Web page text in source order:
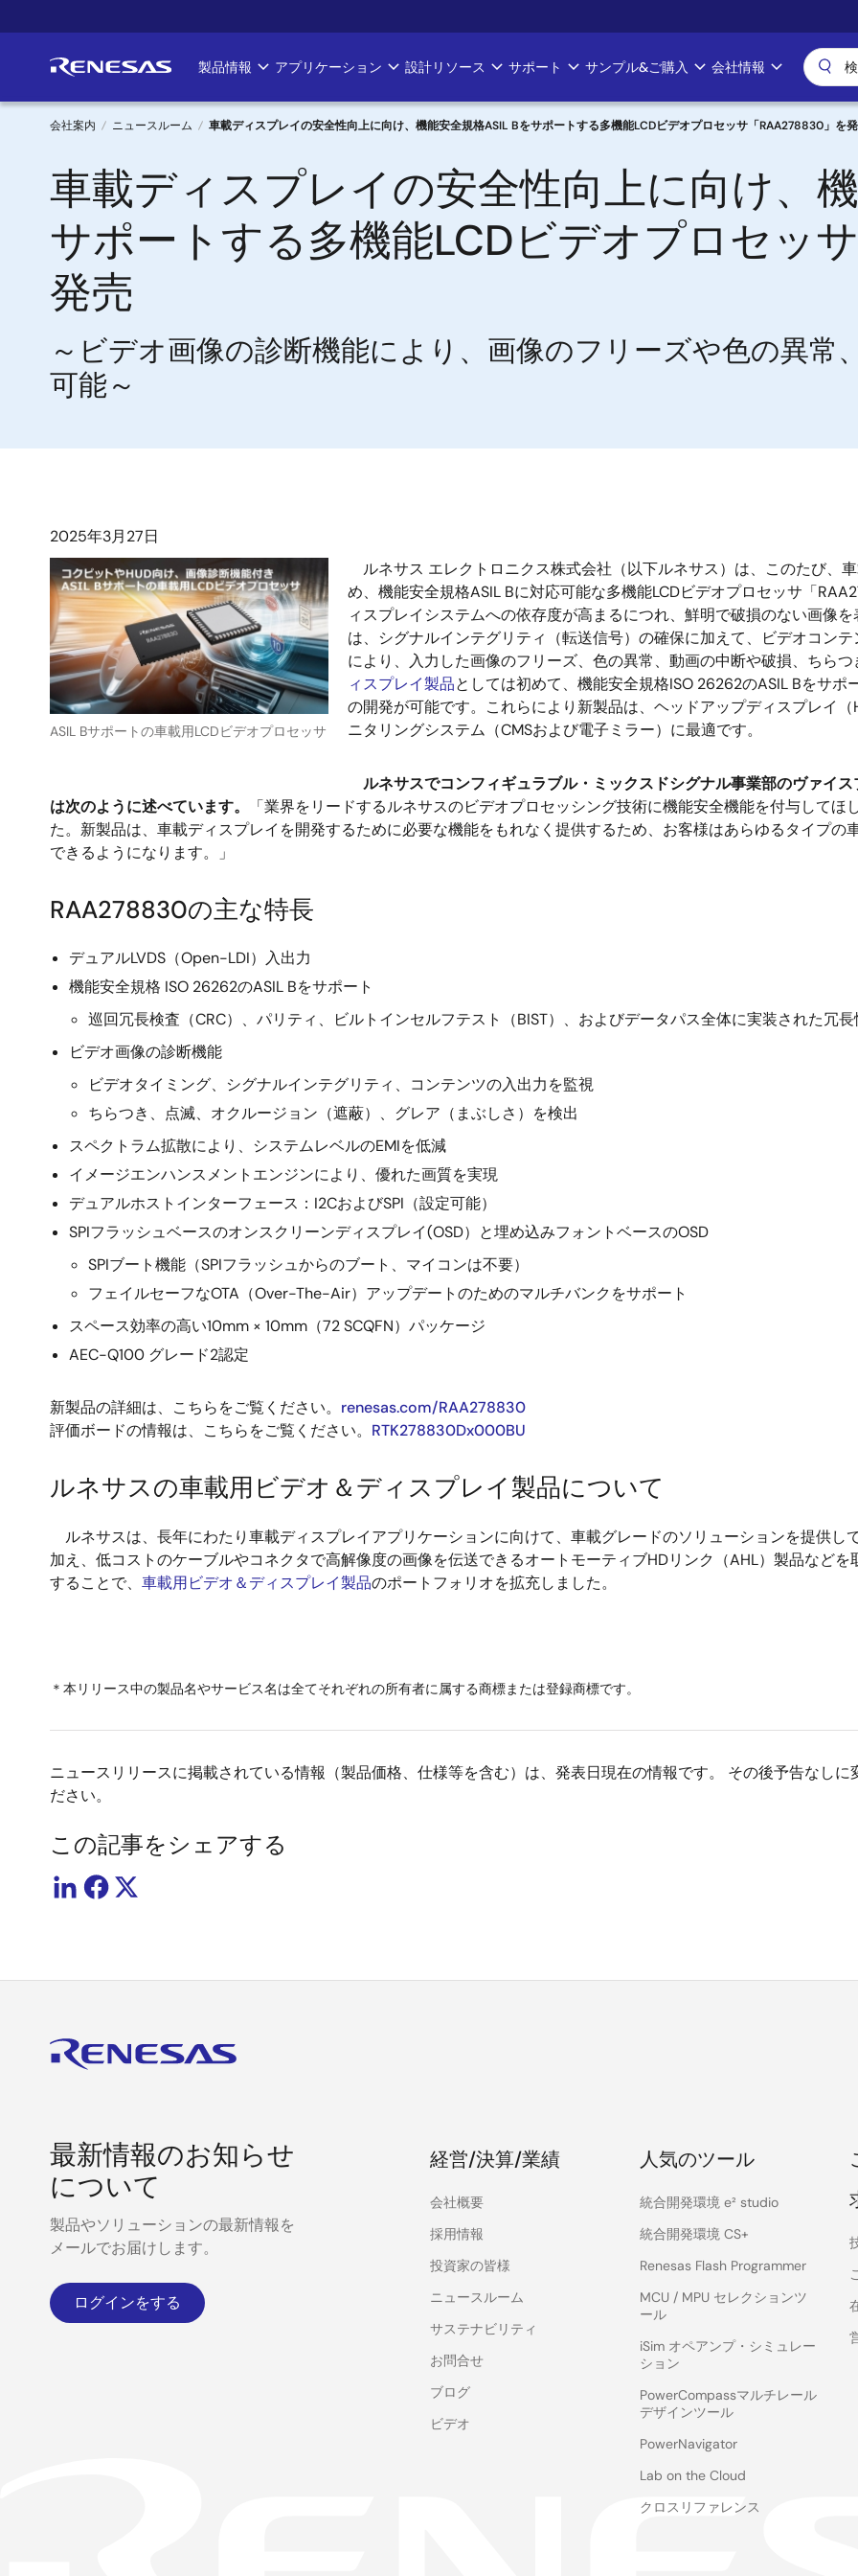
イ
ン
Main
navigation
製品情報 アプリケーション 設計リソース サポート サンプル&ご購入 会社情報
パ
ン
く
ず
会社案内 ニュースルーム 車載ディスプレイの安全性向上に向け、機能安全規格ASIL Bをサポートする多機能LCDビデオプロセッサ「RAA278830」を
車載ディスプレイの安全性向上に向け、
サポートする多機能LCDビデオプロセッ
発売
～ビデオ画像の診断機能により、画像のフリーズや色の異常
可能～
2025年3月27日
ASIL Bサポートの車載用LCDビデオプロセッサ
ルネサス エレクトロニクス株式会社（以下ルネサス）は、このたび、
め、機能安全規格ASIL Bに対応可能な多機能LCDビデオプロセッサ「
ィスプレイシステムへの依存度が高まるにつれ、鮮明で破損のない画像
は、シグナルインテグリティ（転送信号）の確保に加えて、ビデオコン
により、入力した画像のフリーズ、色の異常、動画の中断や破損、ちら
ィスプレイ製品としては初めて、機能安全規格ISO 26262のASIL Bをサ
の開発が可能です。これらにより新製品は、ヘッドアップディスプレイ
ニタリングシステム（CMSおよび電子ミラー）に最適です。
ルネサスでコンフィギュラブル・ミックスドシグナル事業部のヴァイ
は次のように述べています。
「業界をリードするルネサスのビデオプロセッシング技術に機能安全機能を付与して
た。新製品は、車載ディスプレイを開発するために必要な機能をもれなく提供するため、お客様はあらゆるタイプの
できるようになります。」
RAA278830の主な特長
デュアルLVDS（Open-LDI）入出力
機能安全規格 ISO 26262のASIL Bをサポート
巡回冗長検査（CRC）、パリティ、ビルトインセルフテスト（BIST）、およびデータパス全体に実装された冗
ビデオ画像の診断機能
ビデオタイミング、シグナルインテグリティ、コンテンツの入出力を監視
ちらつき、点滅、オクルージョン（遮蔽）、グレア（まぶしさ）を検出
スペクトラム拡散により、システムレベルのEMIを低減
イメージエンハンスメントエンジンにより、優れた画質を実現
デュアルホストインターフェース：I2CおよびSPI（設定可能）
SPIフラッシュベースのオンスクリーンディスプレイ(OSD）と埋め込みフォントベースのOSD
SPIブート機能（SPIフラッシュからのブート、マイコンは不要）
フェイルセーフなOTA（Over-The-Air）アップデートのためのマルチバンクをサポート
スペース効率の高い10mm × 10mm（72 SCQFN）パッケージ
AEC-Q100 グレード2認定
新製品の詳細は、こちらをご覧ください。 renesas.com/RAA278830
評価ボードの情報は、こちらをご覧ください。 RTK278830Dx000BU
ルネサスの車載用ビデオ＆ディスプレイ製品について
ルネサスは、長年にわたり車載ディスプレイアプリケーションに向けて、車載グレードのソリューションを提供し
加え、低コストのケーブルやコネクタで高解像度の画像を伝送できるオートモーティブHDリンク（AHL）製品など
することで、 車載用ビデオ＆ディスプレイ製品のポートフォリオを拡充しました。
＊本リリース中の製品名やサービス名は全てそれぞれの所有者に属する商標または登録商標です。
ニュースリリースに掲載されている情報（製品価格、仕様等を含む）は、発表日現在の情報です。 その後予告なし
ださい。
この記事をシェアする
最新情報のお知らせ
について
製品やソリューションの最新情報を
メールでお届けします。
ログインをする
経営/決算/業績
会社概要
採用情報
投資家の皆様
ニュースルーム
サステナビリティ
お問合せ
ブログ
ビデオ
人気のツール
統合開発環境 e² studio
統合開発環境 CS+
Renesas Flash Programmer
MCU / MPU セレクションツ
ール
iSim オペアンプ・シミュレー
ション
PowerCompassマルチレール
デザインツール
PowerNavigator
Lab on the Cloud
クロスリファレンス